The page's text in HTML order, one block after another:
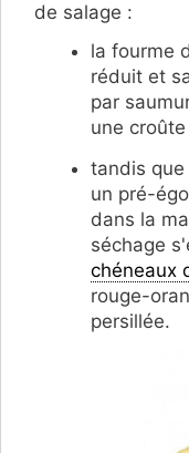
de salage :
la fourme
réduit et
par
une
tandis que
un pré-
dans la
séchage
chéneaux
rouge-
persillée.